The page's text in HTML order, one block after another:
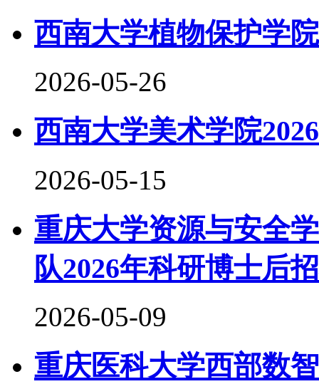
西南大学植物保护学
2026-05-26
西南大学美术学院
2026-05-15
重庆大学资源与安全
队2026年科研博士后
2026-05-09
重庆医科大学西部数